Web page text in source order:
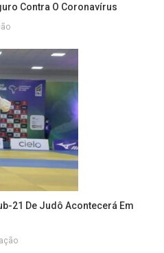
Contra O Coronavírus
21 De Judô Acontecerá Em